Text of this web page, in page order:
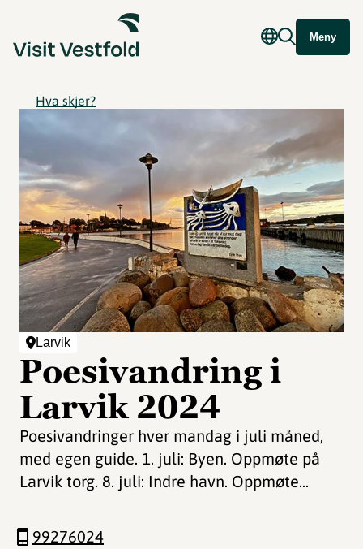
Meny
Hva skjer?
Larvik
Poesivandring i
Larvik 2024
Poesivandringer hver mandag i juli måned,
med egen guide. 1. juli: Byen. Oppmøte på
Larvik torg. 8. juli: Indre havn. Oppmøte...
99276024